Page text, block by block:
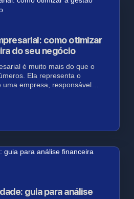
como otimizar
do seu negócio
é muito mais do que o
Ela representa o
empresa, responsável…
guia para análise